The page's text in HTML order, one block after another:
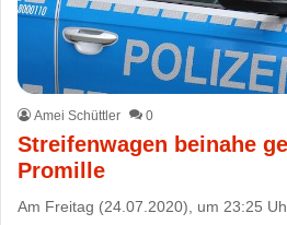
Amei Schüttler 0
Streifenwagen beinahe
Promille
Am Freitag (24.07.2020), um 23:25